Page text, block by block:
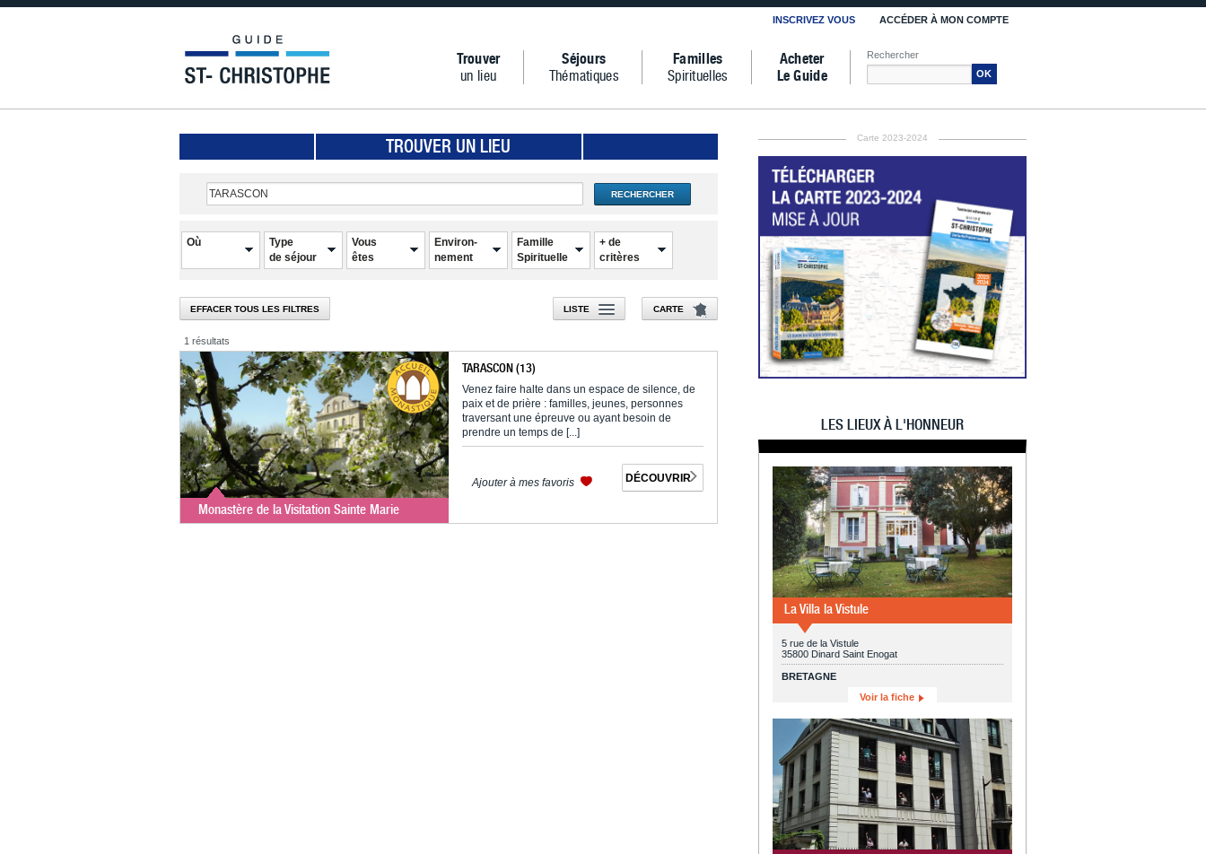
INSCRIVEZ VOUS ACCÉDER À MON COMPTE
Trouver
un lieu
Séjours
Thématiques
Familles
Spirituelles
Acheter
Le Guide
Rechercher
OK
TROUVER UN LIEU
RECHERCHER
Où
Type
de séjour
Vous
êtes
Environ-
nement
Famille
Spirituelle
+ de
critères
EFFACER TOUS LES FILTRES LISTE CARTE
1 résultats
Monastère de la Visitation Sainte Marie
TARASCON (13)
Venez faire halte dans un espace de silence, de
paix et de prière : familles, jeunes, personnes
traversant une épreuve ou ayant besoin de
prendre un temps de [...]
Ajouter à mes favoris DÉCOUVRIR
Carte 2023-2024
LES LIEUX À L'HONNEUR
La Villa la Vistule
5 rue de la Vistule
35800 Dinard Saint Enogat
BRETAGNE
Voir la fiche